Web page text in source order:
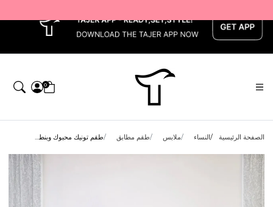
0
الصفحة الرئيسية النساء ملابس طقم مطابق طقم تونيك محبوك وبنط...